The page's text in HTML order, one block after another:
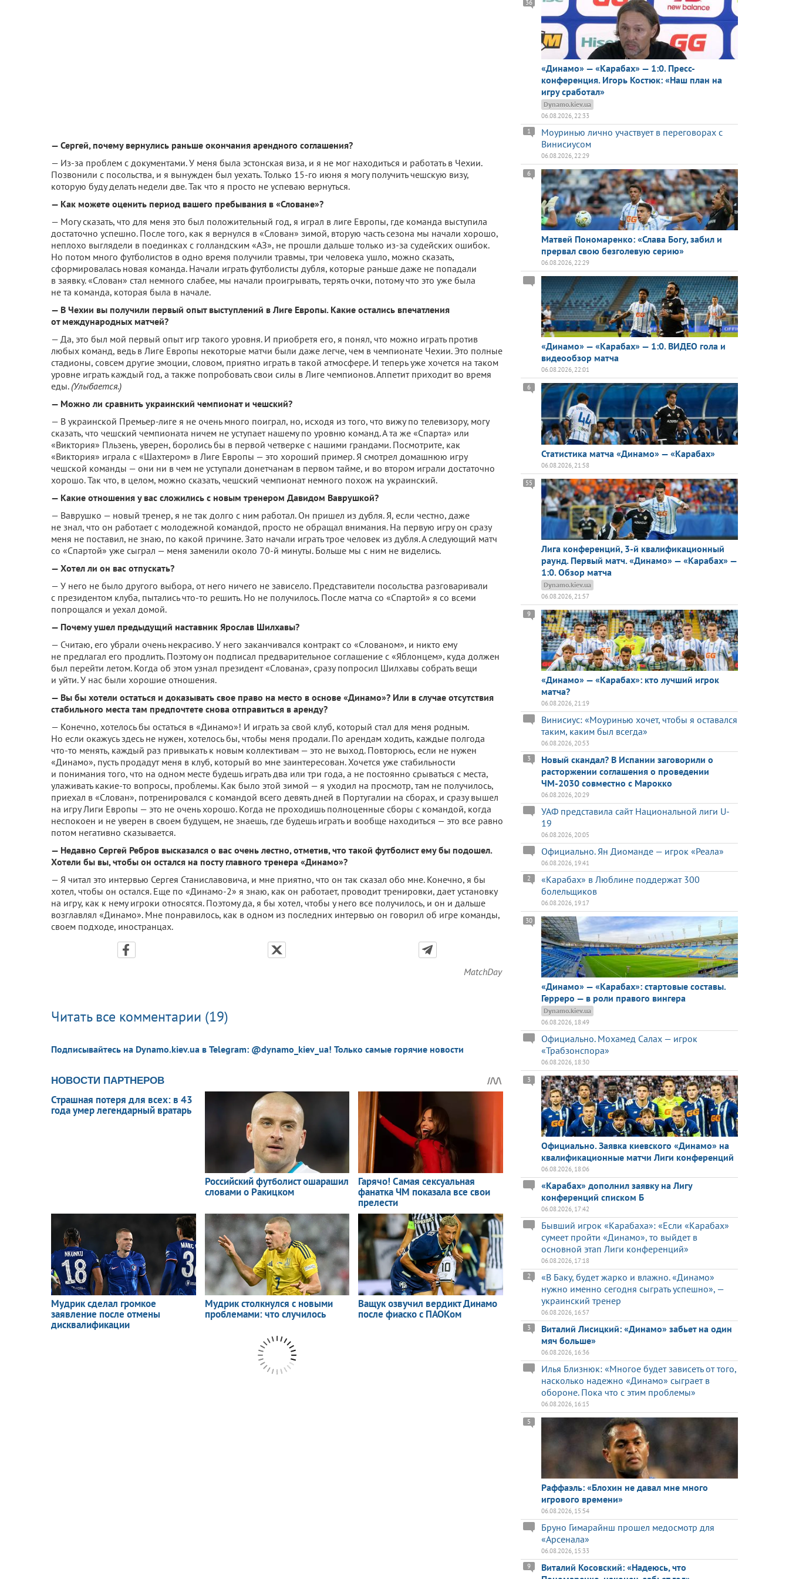
— Сергей, почему вернулись раньше окончания арендного соглашения?
— Из-за проблем с документами. У меня была эстонская виза, и я не мог находиться и работать в Чехии.
Позвонили с посольства, и я вынужден был уехать. Только 15-го июня я могу получить чешскую визу,
которую буду делать недели две. Так что я просто не успеваю вернуться.
— Как можете оценить период вашего пребывания в «Словане»?
— Могу сказать, что для меня это был положительный год, я играл в лиге Европы, где команда выступила
достаточно успешно. После того, как я вернулся в «Слован» зимой, вторую часть сезона мы начали хорошо,
неплохо выглядели в поединках с голландским «АЗ», не прошли дальше только из-за судейских ошибок.
Но потом много футболистов в одно время получили травмы, три человека ушло, можно сказать,
сформировалась новая команда. Начали играть футболисты дубля, которые раньше даже не попадали
в заявку. «Слован» стал немного слабее, мы начали проигрывать, терять очки, потому что это уже была
не та команда, которая была в начале.
— В Чехии вы получили первый опыт выступлений в Лиге Европы. Какие остались впечатления
от международных матчей?
— Да, это был мой первый опыт игр такого уровня. И приобретя его, я понял, что можно играть против
любых команд, ведь в Лиге Европы некоторые матчи были даже легче, чем в чемпионате Чехии. Это полные
стадионы, совсем другие эмоции, словом, приятно играть в такой атмосфере. И теперь уже хочется на таком
уровне играть каждый год, а также попробовать свои силы в Лиге чемпионов. Аппетит приходит во время
еды.(Улыбается.)
— Можно ли сравнить украинский чемпионат и чешский?
— В украинской Премьер-лиге я не очень много поиграл, но, исходя из того, что вижу по телевизору, могу
сказать, что чешский чемпионата ничем не уступает нашему по уровню команд. А та же «Спарта» или
«Виктория» Пльзень, уверен, боролись бы в первой четверке с нашими грандами. Посмотрите, как
«Виктория» играла с «Шахтером» в Лиге Европы — это хороший пример. Я смотрел домашнюю игру
чешской команды — они ни в чем не уступали донетчанам в первом тайме, и во втором играли достаточно
хорошо. Так что, в целом, можно сказать, чешский чемпионат немного похож на украинский.
— Какие отношения у вас сложились с новым тренером Давидом Ваврушкой?
— Ваврушко — новый тренер, я не так долго с ним работал. Он пришел из дубля. Я, если честно, даже
не знал, что он работает с молодежной командой, просто не обращал внимания. На первую игру он сразу
меня не поставил, не знаю, по какой причине. Зато начали играть трое человек из дубля. А следующий матч
со «Спартой» уже сыграл — меня заменили около 70-й минуты. Больше мы с ним не виделись.
— Хотел ли он вас отпускать?
— У него не было другого выбора, от него ничего не зависело. Представители посольства разговаривали
с президентом клуба, пытались что-то решить. Но не получилось. После матча со «Спартой» я со всеми
попрощался и уехал домой.
— Почему ушел предыдущий наставник Ярослав Шилхавы?
— Считаю, его убрали очень некрасиво. У него заканчивался контракт со «Слованом», и никто ему
не предлагал его продлить. Поэтому он подписал предварительное соглашение с «Яблонцем», куда должен
был перейти летом. Когда об этом узнал президент «Слована», сразу попросил Шилхавы собрать вещи
и уйти. У нас были хорошие отношения.
— Вы бы хотели остаться и доказывать свое право на место в основе «Динамо»? Или в случае отсутствия
стабильного места там предпочтете снова отправиться в аренду?
— Конечно, хотелось бы остаться в «Динамо»! И играть за свой клуб, который стал для меня родным.
Но если окажусь здесь не нужен, хотелось бы, чтобы меня продали. По арендам ходить, каждые полгода
что-то менять, каждый раз привыкать к новым коллективам — это не выход. Повторюсь, если не нужен
«Динамо», пусть продадут меня в клуб, который во мне заинтересован. Хочется уже стабильности
и понимания того, что на одном месте будешь играть два или три года, а не постоянно срываться с места,
улаживать какие-то вопросы, проблемы. Как было этой зимой — я уходил на просмотр, там не получилось,
приехал в «Слован», потренировался с командой всего девять дней в Португалии на сборах, и сразу вышел
на игру Лиги Европы — это не очень хорошо. Когда не проходишь полноценные сборы с командой, когда
неспокоен и не уверен в своем будущем, не знаешь, где будешь играть и вообще находиться — это все равно
потом негативно сказывается.
— Недавно Сергей Ребров высказался о вас очень лестно, отметив, что такой футболист ему бы подошел.
Хотели бы вы, чтобы он остался на посту главного тренера «Динамо»?
— Я читал это интервью Сергея Станиславовича, и мне приятно, что он так сказал обо мне. Конечно, я бы
хотел, чтобы он остался. Еще по «Динамо-2» я знаю, как он работает, проводит тренировки, дает установку
на игру, как к нему игроки относятся. Поэтому да, я бы хотел, чтобы у него все получилось, и он и дальше
возглавлял «Динамо». Мне понравилось, как в одном из последних интервью он говорил об игре команды,
своем подходе, иностранцах.
MatchDay
Читать все комментарии (19)
Подписывайтесь на Dynamo.kiev.ua в Telegram: @dynamo_kiev_ua! Только самые горячие новости
«Динамо» — «Карабах» — 1:0. Пресс-
конференция. Игорь Костюк: «Наш план на
игру сработал»
36
Dynamo.kiev.ua
06.08.2026, 22:33
Моуринью лично участвует в переговорах с
Винисиусом
1
06.08.2026, 22:29
Матвей Пономаренко: «Слава Богу, забил и
прервал свою безголевую серию»
6
06.08.2026, 22:29
«Динамо» — «Карабах» — 1:0. ВИДЕО гола и
видеообзор матча
06.08.2026, 22:01
Статистика матча «Динамо» — «Карабах»
6
06.08.2026, 21:58
Лига конференций, 3-й квалификационный
раунд. Первый матч. «Динамо» — «Карабах» —
1:0. Обзор матча
55
Dynamo.kiev.ua
06.08.2026, 21:57
«Динамо» — «Карабах»: кто лучший игрок
матча?
9
06.08.2026, 21:19
Винисиус: «Моуринью хочет, чтобы я оставался
таким, каким был всегда»
06.08.2026, 20:53
Новый скандал? В Испании заговорили о
расторжении соглашения о проведении
ЧМ-2030 совместно с Марокко
3
06.08.2026, 20:29
УАФ представила сайт Национальной лиги U-
19
06.08.2026, 20:05
Официально. Ян Диоманде — игрок «Реала»
06.08.2026, 19:41
«Карабах» в Люблине поддержат 300
болельщиков
2
06.08.2026, 19:17
«Динамо» — «Карабах»: стартовые составы.
Герреро — в роли правого вингера
30
Dynamo.kiev.ua
06.08.2026, 18:49
Официально. Мохамед Салах — игрок
«Трабзонспора»
06.08.2026, 18:30
Официально. Заявка киевского «Динамо» на
квалификационные матчи Лиги конференций
3
06.08.2026, 18:06
«Карабах» дополнил заявку на Лигу
конференций списком Б
06.08.2026, 17:42
Бывший игрок «Карабаха»: «Если «Карабах»
сумеет пройти «Динамо», то выйдет в
основной этап Лиги конференций»
06.08.2026, 17:18
«В Баку, будет жарко и влажно. «Динамо»
нужно именно сегодня сыграть успешно», —
украинский тренер
2
06.08.2026, 16:57
Виталий Лисицкий: «Динамо» забьет на один
мяч больше»
3
06.08.2026, 16:36
Илья Близнюк: «Многое будет зависеть от того,
насколько надежно «Динамо» сыграет в
обороне. Пока что с этим проблемы»
06.08.2026, 16:15
Раффаэль: «Блохин не давал мне много
игрового времени»
5
06.08.2026, 15:54
Бруно Гимарайнш прошел медосмотр для
«Арсенала»
06.08.2026, 15:33
Виталий Косовский: «Надеюсь, что
9